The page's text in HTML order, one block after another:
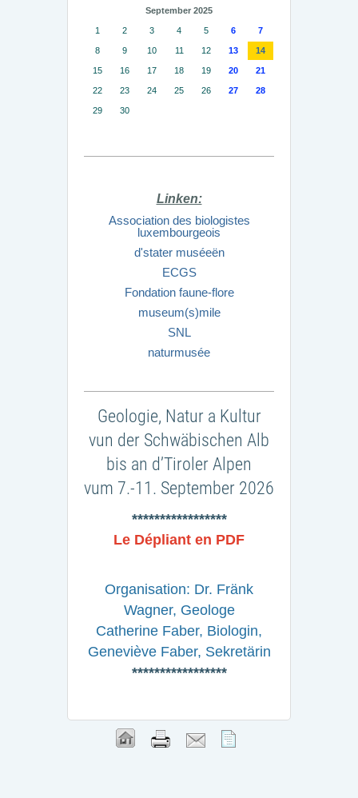
September 2025
1 2 3 4 5 6 7
8 9 10 11 12 13 14
15 16 17 18 19 20 21
22 23 24 25 26 27 28
29 30
Linken:
Association des biologistes
luxembourgeois
d'stater muséeën
ECGS
Fondation faune-flore
museum(s)mile
SNL
naturmusée
Geologie, Natur a Kultur
vun der Schwäbischen Alb
bis an d’Tiroler Alpen
vum 7.-11. September 2026
*****************
Le Dépliant en PDF
Organisation: Dr. Fränk
Wagner, Geologe
Catherine Faber, Biologin,
Geneviève Faber, Sekretärin
*****************